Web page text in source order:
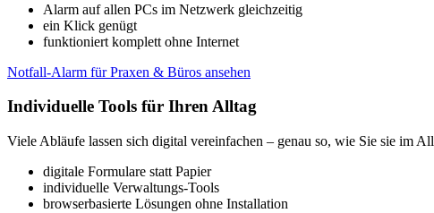
Alarm auf allen PCs im Netzwerk gleichzeitig
ein Klick genügt
funktioniert komplett ohne Internet
Notfall-Alarm für Praxen & Büros ansehen
Individuelle Tools für Ihren Alltag
Viele Abläufe lassen sich digital vereinfachen – genau so, wie Sie sie im
digitale Formulare statt Papier
individuelle Verwaltungs-Tools
browserbasierte Lösungen ohne Installation